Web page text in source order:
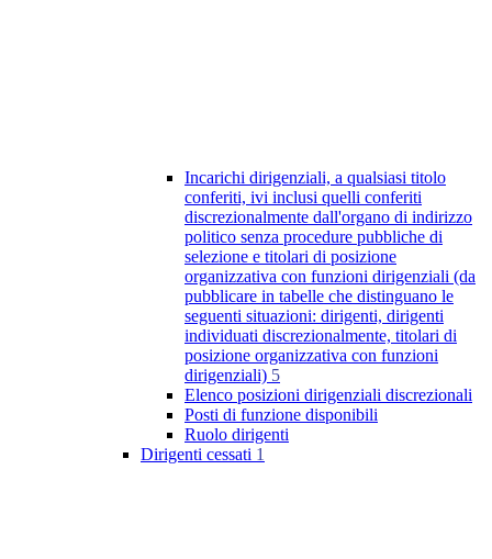
Incarichi dirigenziali, a qualsiasi titolo
conferiti, ivi inclusi quelli conferiti
discrezionalmente dall'organo di indirizzo
politico senza procedure pubbliche di
selezione e titolari di posizione
organizzativa con funzioni dirigenziali (da
pubblicare in tabelle che distinguano le
seguenti situazioni: dirigenti, dirigenti
individuati discrezionalmente, titolari di
posizione organizzativa con funzioni
dirigenziali) 5
Elenco posizioni dirigenziali discrezionali
Posti di funzione disponibili
Ruolo dirigenti
Dirigenti cessati 1